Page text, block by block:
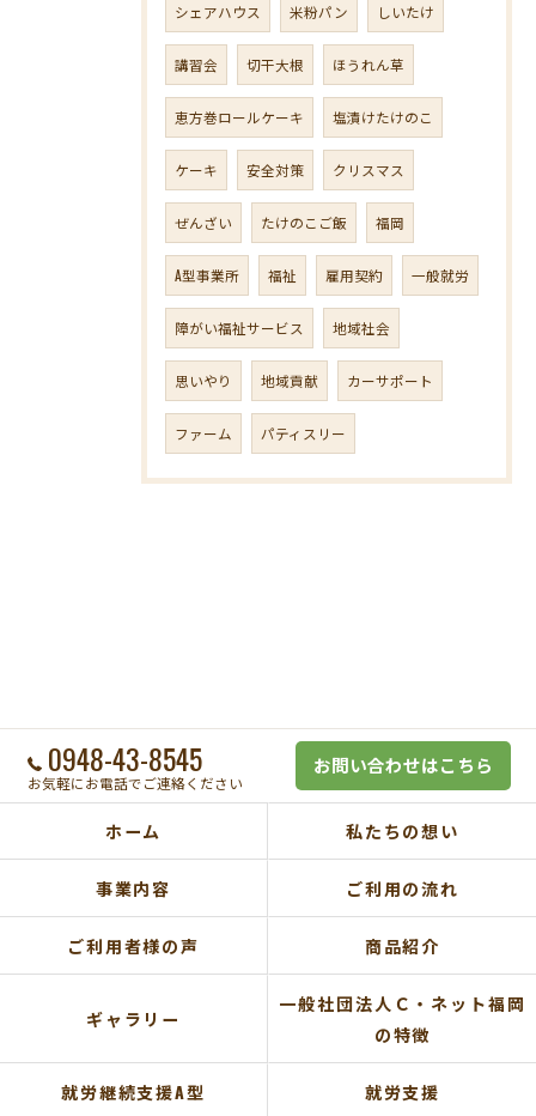
シェアハウス 米粉パン しいたけ
講習会 切干大根 ほうれん草
恵方巻ロールケーキ 塩漬けたけのこ
ケーキ 安全対策 クリスマス
ぜんざい たけのこご飯 福岡
A型事業所 福祉 雇用契約 一般就労
障がい福祉サービス 地域社会
思いやり 地域貢献 カーサポート
ファーム パティスリー
0948-43-8545
お気軽にお電話でご連絡ください
お問い合わせはこちら
ホーム 私たちの想い
事業内容 ご利用の流れ
ご利用者様の声 商品紹介
ギャラリー
一般社団法人Ｃ・ネット福岡
の特徴
就労継続支援A型 就労支援